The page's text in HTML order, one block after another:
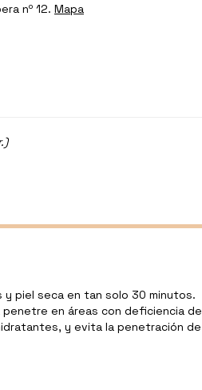
nº 12. Mapa
y piel seca en tan solo 30 minutos.
penetre en áreas con deficiencia de
y evita la penetración de